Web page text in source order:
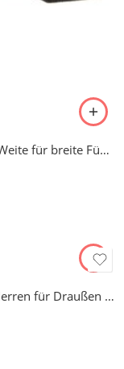
Herren Tanzschuh Diamant Modell 85 K-Weite für breite Füße, für lose Einlagen geeignet
Modell 133 Variospin Sneaker Diamant Herren für Draußen und Drinnen